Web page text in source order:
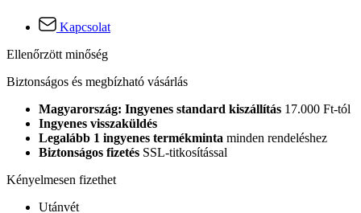
Kapcsolat
Ellenőrzött minőség
Biztonságos és megbízható vásárlás
Magyarország: Ingyenes standard kiszállítás 17.000 Ft-tól
Ingyenes visszaküldés
Legalább 1 ingyenes termékminta minden rendeléshez
Biztonságos fizetés SSL-titkosítással
Kényelmesen fizethet
Utánvét